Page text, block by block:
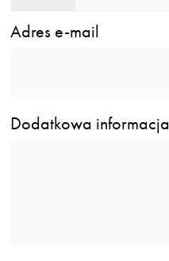
Adres e-mail
Dodatkowa